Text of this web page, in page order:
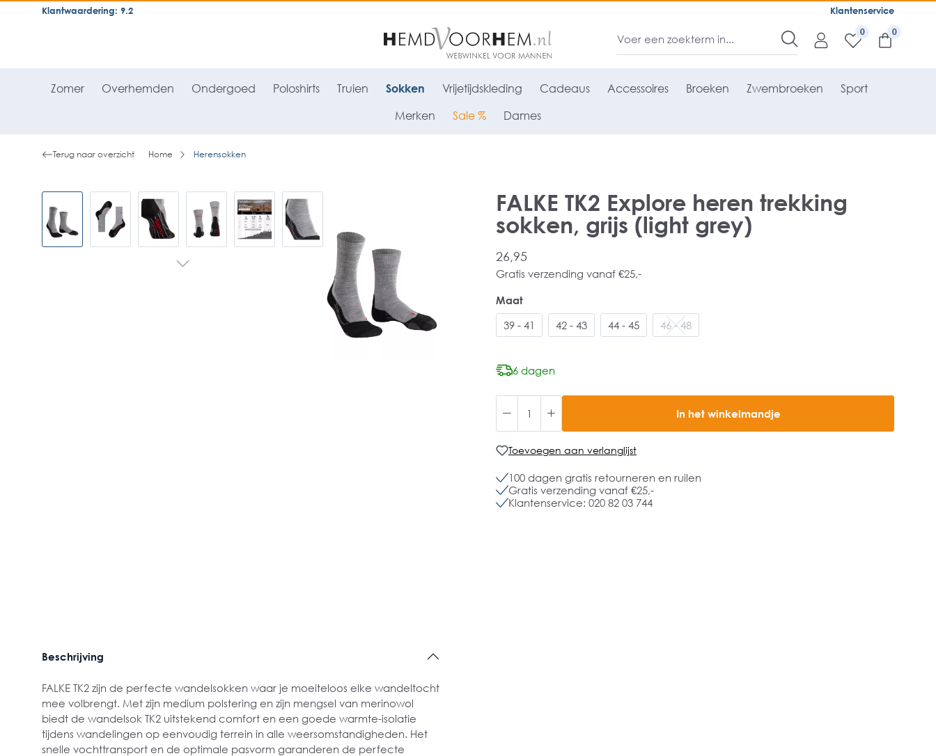
general.skipToNavigation Klantenservice
Klantwaardering: 9.2
0
Zomer Overhemden Ondergoed Poloshirts Truien Sokken Vrijetijdskleding Cadeaus Accessoires Broeken Zwembroeken Sport
Merken Sale % Dames
Terug naar overzicht Home Herensokken
FALKE TK2 Explore heren trekking
sokken, grijs (light grey)
26,95
Gratis verzending vanaf €25,-
Maat
39 - 41
42 - 43 44 - 45 46 - 48
6 dagen
In het winkelmandje
Toevoegen aan verlanglijst
100 dagen gratis retourneren en ruilen
Gratis verzending vanaf €25,-
Klantenservice: 020 82 03 744
Beschrijving
FALKE TK2 zijn de perfecte wandelsokken waar je moeiteloos elke wandeltocht
mee volbrengt. Met zijn medium polstering en zijn mengsel van merinowol
biedt de wandelsok TK2 uitstekend comfort en een goede warmte-isolatie
tijdens wandelingen op eenvoudig terrein in alle weersomstandigheden. Het
snelle vochttransport en de optimale pasvorm garanderen de perfecte